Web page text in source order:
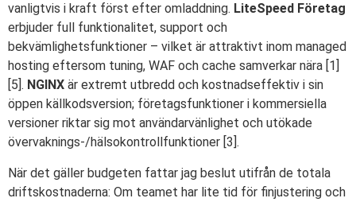
vanligtvis i kraft först efter omladdning. LiteSpeed Företag
erbjuder full funktionalitet, support och
bekvämlighetsfunktioner – vilket är attraktivt inom managed
hosting eftersom tuning, WAF och cache samverkar nära [1]
[5]. NGINX är extremt utbredd och kostnadseffektiv i sin
öppen källkodsversion; företagsfunktioner i kommersiella
versioner riktar sig mot användarvänlighet och utökade
övervaknings-/hälsokontrollfunktioner [3].
När det gäller budgeten fattar jag beslut utifrån de totala
driftskostnaderna: Om teamet har lite tid för finjustering och